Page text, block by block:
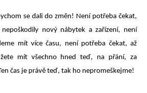
se dali do změn! Není potřeba čekat,
nový nábytek a zařízení, není
mít více času, není potřeba čekat, až
mít všechno hned teď, na přání, za
čas je právě teď, tak ho nepromeškejme!